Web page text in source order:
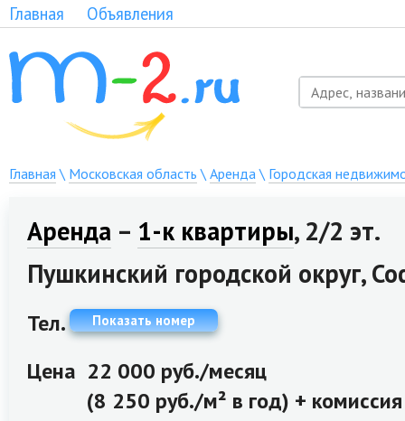
Главная Объявления
Главная \ Московская область \ Аренда\ Городская
Аренда – 1-к квартиры, 2/2 эт.
Пушкинский городской округ,
Тел. Показать номер
Цена 22 000 руб./месяц
(8 250 руб./м² в год) +